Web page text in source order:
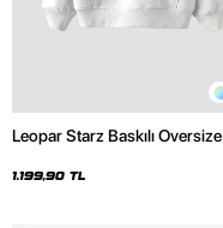
Leopar Starz Baskılı Oversize
1.199,90 TL